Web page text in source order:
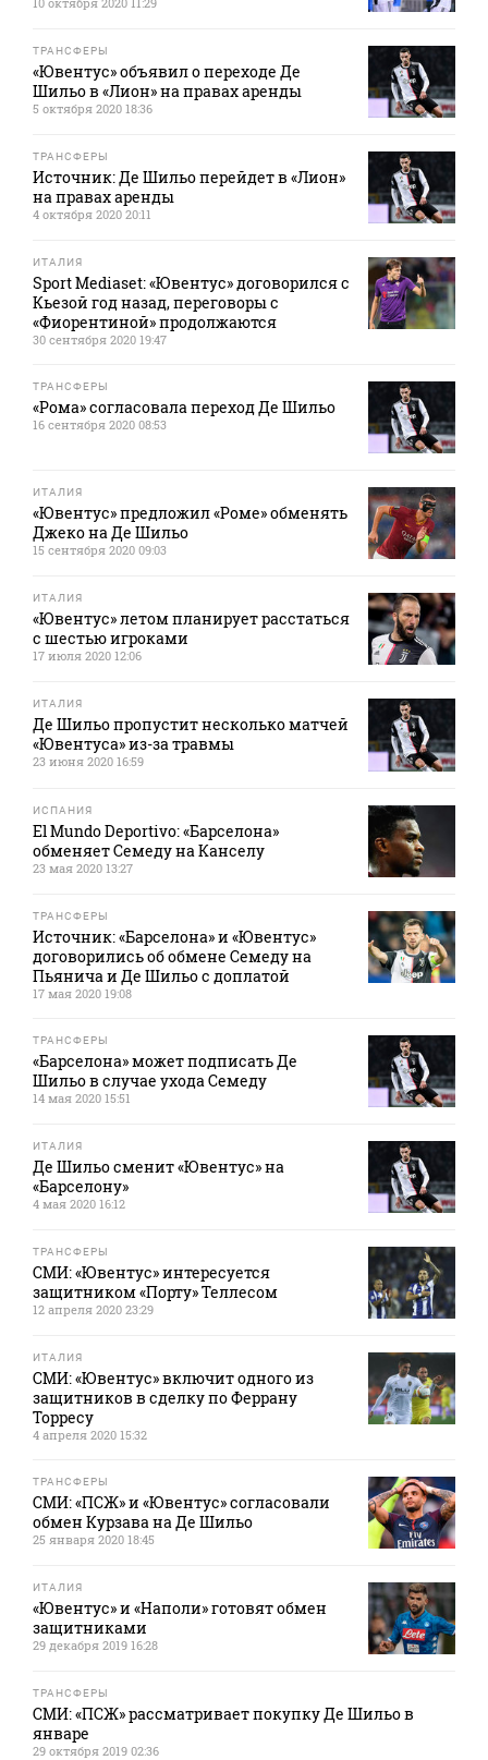
ТРАНСФЕРЫ
«Ювентус» объявил о переходе Де
Шильо в «Лион» на правах аренды
5 октября 2020 18:36
ТРАНСФЕРЫ
Источник: Де Шильо перейдет в «Лион»
на правах аренды
4 октября 2020 20:11
ИТАЛИЯ
Sport Mediaset: «Ювентус» договорился с
Кьезой год назад, переговоры с
«Фиорентиной» продолжаются
30 сентября 2020 19:47
ТРАНСФЕРЫ
«Рома» согласовала переход Де Шильо
16 сентября 2020 08:53
ИТАЛИЯ
«Ювентус» предложил «Роме» обменять
Джеко на Де Шильо
15 сентября 2020 09:03
ИТАЛИЯ
«Ювентус» летом планирует расстаться
с шестью игроками
17 июля 2020 12:06
ИТАЛИЯ
Де Шильо пропустит несколько матчей
«Ювентуса» из-за травмы
23 июня 2020 16:59
ИСПАНИЯ
El Mundo Deportivo: «Барселона»
обменяет Семеду на Канселу
23 мая 2020 13:27
ТРАНСФЕРЫ
Источник: «Барселона» и «Ювентус»
договорились об обмене Семеду на
Пьянича и Де Шильо с доплатой
17 мая 2020 19:08
ТРАНСФЕРЫ
«Барселона» может подписать Де
Шильо в случае ухода Семеду
14 мая 2020 15:51
ИТАЛИЯ
Де Шильо сменит «Ювентус» на
«Барселону»
4 мая 2020 16:12
ТРАНСФЕРЫ
СМИ: «Ювентус» интересуется
защитником «Порту» Теллесом
12 апреля 2020 23:29
ИТАЛИЯ
СМИ: «Ювентус» включит одного из
защитников в сделку по Феррану
Торресу
4 апреля 2020 15:32
ТРАНСФЕРЫ
СМИ: «ПСЖ» и «Ювентус» согласовали
обмен Курзава на Де Шильо
25 января 2020 18:45
ИТАЛИЯ
«Ювентус» и «Наполи» готовят обмен
защитниками
29 декабря 2019 16:28
ТРАНСФЕРЫ
СМИ: «ПСЖ» рассматривает покупку Де Шильо в
январе
29 октября 2019 02:36